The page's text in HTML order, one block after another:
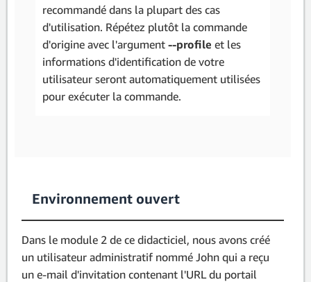
recommandé dans la plupart des cas
d'utilisation. Répétez plutôt la commande
d'origine avec l'argument --profile et les
informations d'identification de votre
utilisateur seront automatiquement utilisées
pour exécuter la commande.
Environnement ouvert
Dans le module 2 de ce didacticiel, nous avons créé
un utilisateur administratif nommé John qui a reçu
un e-mail d'invitation contenant l'URL du portail